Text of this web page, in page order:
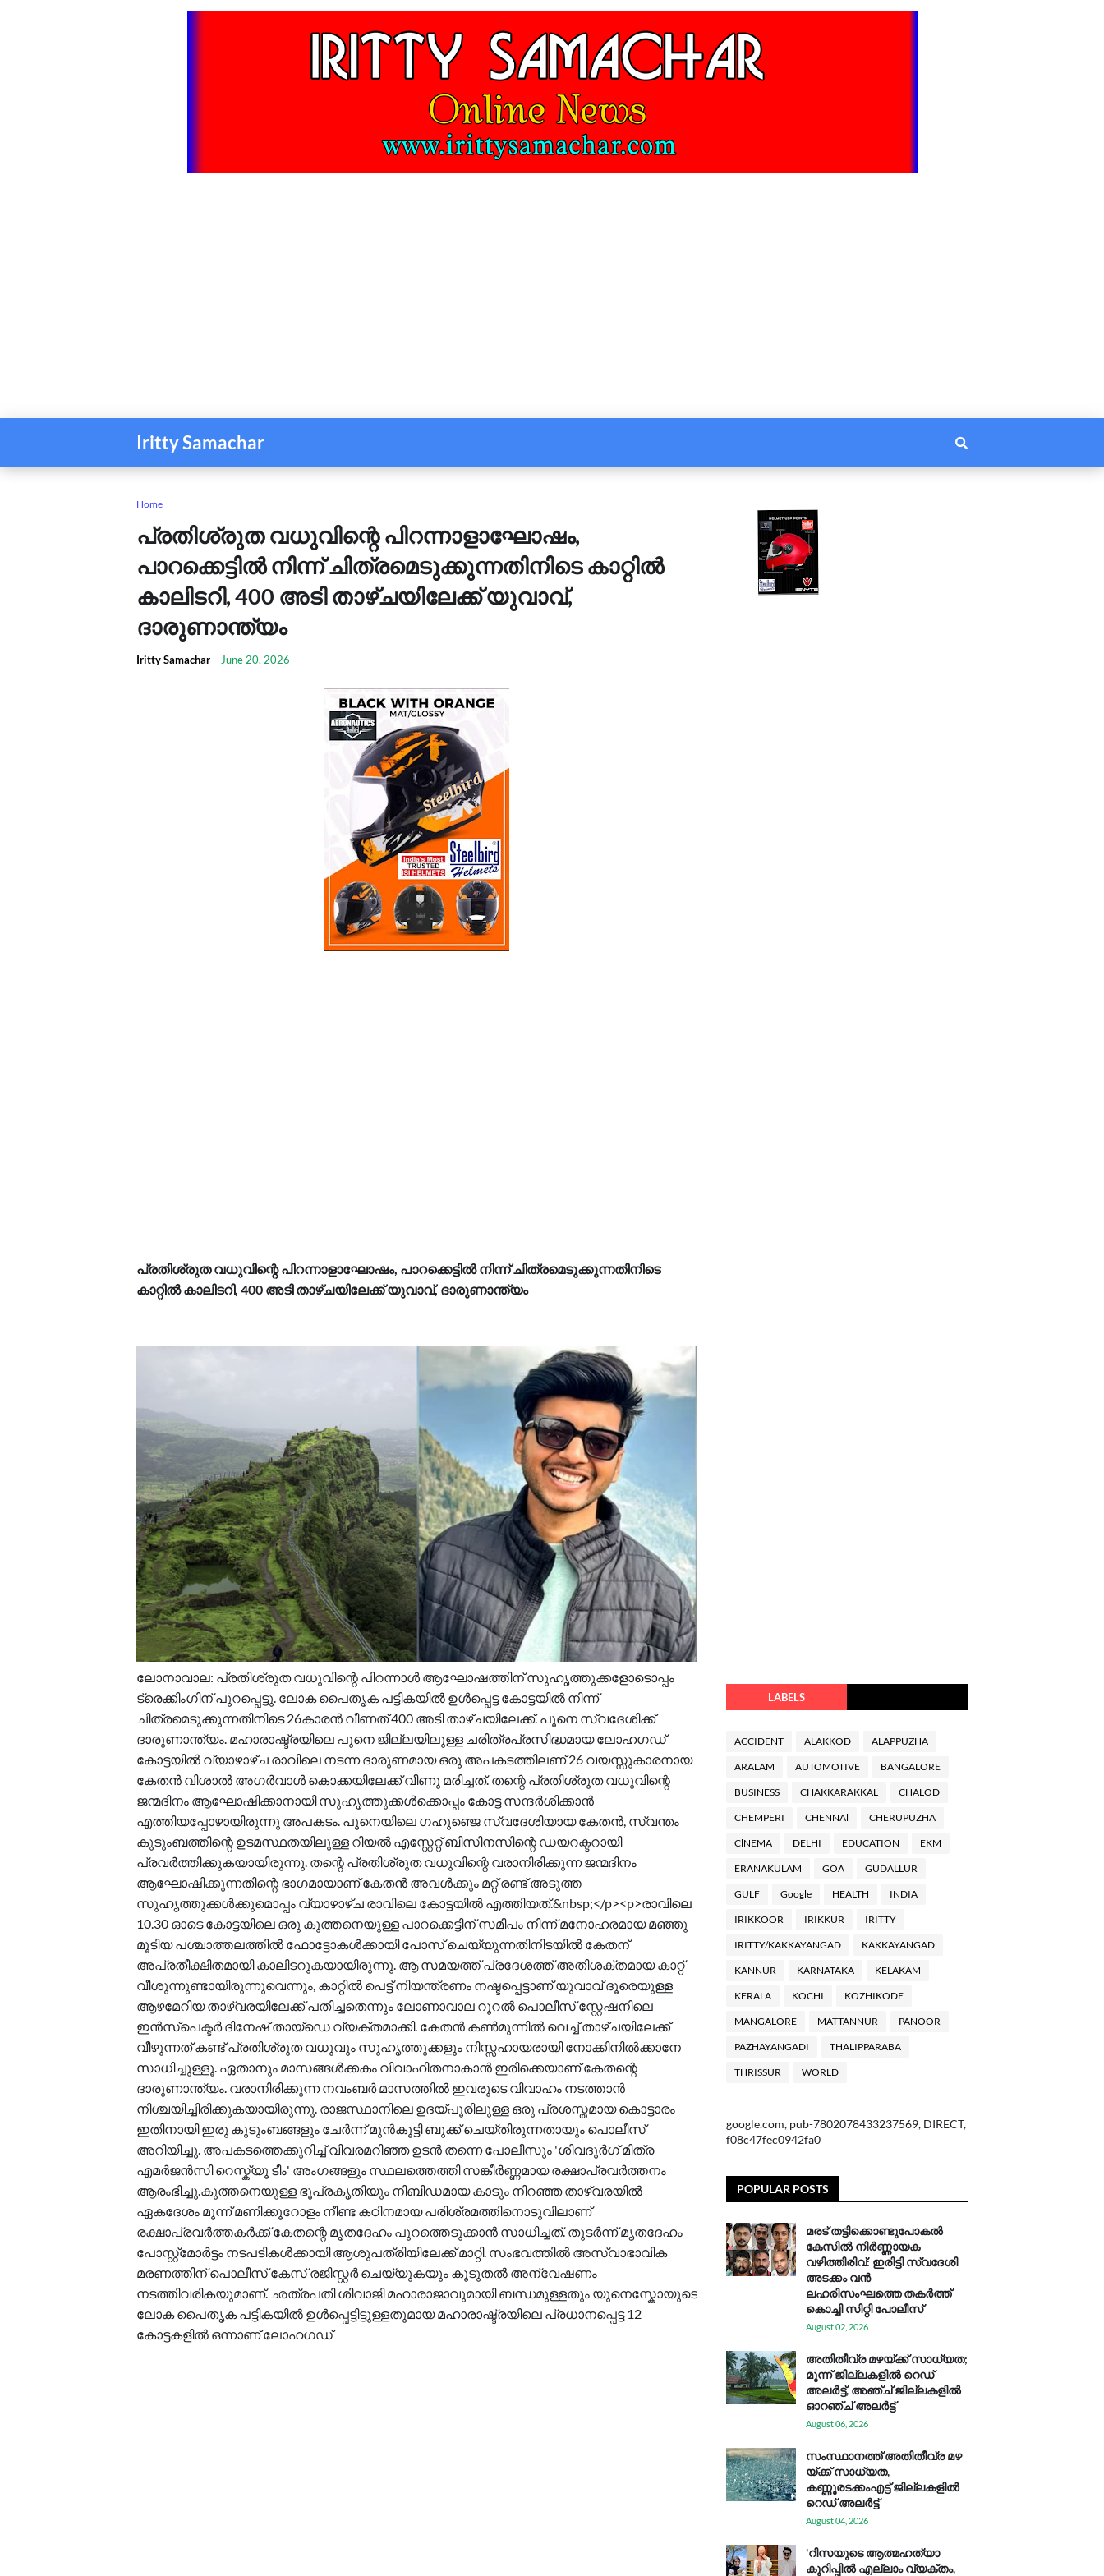
Iritty Samachar
Home
പ്രതിശ്രുത വധുവിന്റെ പിറന്നാളാഘോഷം,
പാറക്കെട്ടിൽ നിന്ന് ചിത്രമെടുക്കുന്നതിനിടെ കാറ്റിൽ
കാലിടറി, 400 അടി താഴ്ചയിലേക്ക് യുവാവ്,
ദാരുണാന്ത്യം
Iritty Samachar - June 20, 2026
പ്രതിശ്രുത വധുവിന്റെ പിറന്നാളാഘോഷം, പാറക്കെട്ടിൽ നിന്ന് ചിത്രമെടുക്കുന്നതിനിടെ
കാറ്റിൽ കാലിടറി, 400 അടി താഴ്ചയിലേക്ക് യുവാവ്, ദാരുണാന്ത്യം
ലോനാവാല: പ്രതിശ്രുത വധുവിന്റെ പിറന്നാൾ ആഘോഷത്തിന് സുഹൃത്തുക്കളോടൊപ്പം
ട്രെക്കിംഗിന് പുറപ്പെട്ടു. ലോക പൈതൃക പട്ടികയിൽ ഉൾപ്പെട്ട കോട്ടയിൽ നിന്ന്
ചിത്രമെടുക്കുന്നതിനിടെ 26കാരൻ വീണത് 400 അടി താഴ്ചയിലേക്ക്. പൂനെ സ്വദേശിക്ക്
ദാരുണാന്ത്യം. മഹാരാഷ്ട്രയിലെ പൂനെ ജില്ലയിലുള്ള ചരിത്രപ്രസിദ്ധമായ ലോഹഗഡ്
കോട്ടയിൽ വ്യാഴാഴ്ച രാവിലെ നടന്ന ദാരുണമായ ഒരു അപകടത്തിലണ് 26 വയസ്സുകാരനായ
കേതൻ വിശാൽ അഗർവാൾ കൊക്കയിലേക്ക് വീണു മരിച്ചത്. തന്റെ പ്രതിശ്രുത വധുവിന്റെ
ജന്മദിനം ആഘോഷിക്കാനായി സുഹൃത്തുക്കൾക്കൊപ്പം കോട്ട സന്ദർശിക്കാൻ
എത്തിയപ്പോഴായിരുന്നു അപകടം. പൂനെയിലെ ഗഹുഞ്ജെ സ്വദേശിയായ കേതൻ, സ്വന്തം
കുടുംബത്തിന്റെ ഉടമസ്ഥതയിലുള്ള റിയൽ എസ്റ്റേറ്റ് ബിസിനസിന്റെ ഡയറക്ടറായി
പ്രവർത്തിക്കുകയായിരുന്നു. തന്റെ പ്രതിശ്രുത വധുവിന്റെ വരാനിരിക്കുന്ന ജന്മദിനം
ആഘോഷിക്കുന്നതിന്റെ ഭാഗമായാണ് കേതൻ അവൾക്കും മറ്റ് രണ്ട് അടുത്ത
സുഹൃത്തുക്കൾക്കുമൊപ്പം വ്യാഴാഴ്ച രാവിലെ കോട്ടയിൽ എത്തിയത്.&nbsp;</p><p>രാവിലെ
10.30 ഓടെ കോട്ടയിലെ ഒരു കുത്തനെയുള്ള പാറക്കെട്ടിന് സമീപം നിന്ന് മനോഹരമായ മഞ്ഞു
മൂടിയ പശ്ചാത്തലത്തിൽ ഫോട്ടോകൾക്കായി പോസ് ചെയ്യുന്നതിനിടയിൽ കേതന്
അപ്രതീക്ഷിതമായി കാലിടറുകയായിരുന്നു. ആ സമയത്ത് പ്രദേശത്ത് അതിശക്തമായ കാറ്റ്
വീശുന്നുണ്ടായിരുന്നുവെന്നും, കാറ്റിൽ പെട്ട് നിയന്ത്രണം നഷ്ടപ്പെട്ടാണ് യുവാവ് ദൂരെയുള്ള
ആഴമേറിയ താഴ്‌വരയിലേക്ക് പതിച്ചതെന്നും ലോണാവാല റൂറൽ പൊലീസ് സ്റ്റേഷനിലെ
ഇൻസ്പെക്ടർ ദിനേഷ് തായ്‌ഡെ വ്യക്തമാക്കി. കേതൻ കൺമുന്നിൽ വെച്ച് താഴ്ചയിലേക്ക്
വീഴുന്നത് കണ്ട് പ്രതിശ്രുത വധുവും സുഹൃത്തുക്കളും നിസ്സഹായരായി നോക്കിനിൽക്കാനേ
സാധിച്ചുള്ളൂ. ഏതാനും മാസങ്ങൾക്കകം വിവാഹിതനാകാൻ ഇരിക്കെയാണ് കേതന്റെ
ദാരുണാന്ത്യം. വരാനിരിക്കുന്ന നവംബർ മാസത്തിൽ ഇവരുടെ വിവാഹം നടത്താൻ
നിശ്ചയിച്ചിരിക്കുകയായിരുന്നു. രാജസ്ഥാനിലെ ഉദയ്പൂരിലുള്ള ഒരു പ്രശസ്തമായ കൊട്ടാരം
ഇതിനായി ഇരു കുടുംബങ്ങളും ചേർന്ന് മുൻകൂട്ടി ബുക്ക് ചെയ്തിരുന്നതായും പൊലീസ്
അറിയിച്ചു. അപകടത്തെക്കുറിച്ച് വിവരമറിഞ്ഞ ഉടൻ തന്നെ പോലീസും 'ശിവദുർഗ് മിത്ര
എമർജൻസി റെസ്ക്യൂ ടീം' അംഗങ്ങളും സ്ഥലത്തെത്തി സങ്കീർണ്ണമായ രക്ഷാപ്രവർത്തനം
ആരംഭിച്ചു.കുത്തനെയുള്ള ഭൂപ്രകൃതിയും നിബിഡമായ കാടും നിറഞ്ഞ താഴ്‌വരയിൽ
ഏകദേശം മൂന്ന് മണിക്കൂറോളം നീണ്ട കഠിനമായ പരിശ്രമത്തിനൊടുവിലാണ്
രക്ഷാപ്രവർത്തകർക്ക് കേതന്റെ മൃതദേഹം പുറത്തെടുക്കാൻ സാധിച്ചത്. തുടർന്ന് മൃതദേഹം
പോസ്റ്റ്‌മോർട്ടം നടപടികൾക്കായി ആശുപത്രിയിലേക്ക് മാറ്റി. സംഭവത്തിൽ അസ്വാഭാവിക
മരണത്തിന് പൊലീസ് കേസ് രജിസ്റ്റർ ചെയ്യുകയും കൂടുതൽ അന്വേഷണം
നടത്തിവരികയുമാണ്. ഛത്രപതി ശിവാജി മഹാരാജാവുമായി ബന്ധമുള്ളതും യുനെസ്കോയുടെ
ലോക പൈതൃക പട്ടികയിൽ ഉൾപ്പെട്ടിട്ടുള്ളതുമായ മഹാരാഷ്ട്രയിലെ പ്രധാനപ്പെട്ട 12
കോട്ടകളിൽ ഒന്നാണ് ലോഹഗഡ്
LABELS
ACCIDENT ALAKKOD ALAPPUZHA
ARALAM AUTOMOTIVE BANGALORE
BUSINESS CHAKKARAKKAL CHALOD
CHEMPERI CHENNAl CHERUPUZHA
ClNEMA DELHI EDUCATION EKM
ERANAKULAM GOA GUDALLUR
GULF Google HEALTH INDIA
IRIKKOOR IRIKKUR IRITTY
IRITTY/KAKKAYANGAD KAKKAYANGAD
KANNUR KARNATAKA KELAKAM
KERALA KOCHI KOZHIKODE
MANGALORE MATTANNUR PANOOR
PAZHAYANGADI THALIPPARABA
THRISSUR WORLD
google.com, pub-7802078433237569, DIRECT,
f08c47fec0942fa0
POPULAR POSTS
മരട് തട്ടിക്കൊണ്ടുപോകൽ
കേസിൽ നിർണ്ണായക
വഴിത്തിരിവ്: ഇരിട്ടി സ്വദേശി
അടക്കം വൻ
ലഹരിസംഘത്തെ തകർത്ത്
കൊച്ചി സിറ്റി പോലീസ്
August 02, 2026
അതിതീവ്ര മഴയ്ക്ക് സാധ്യത;
മൂന്ന് ജില്ലകളിൽ റെഡ്
അലർട്ട്, അഞ്ച് ജില്ലകളിൽ
ഓറഞ്ച് അലർട്ട്
August 06, 2026
സം​സ്ഥാ​ന​ത്ത് അ​തി​തീ​വ്ര മ​ഴ​
യ്ക്ക് സാ​ധ്യ​ത,
കണ്ണൂരടക്കംഎ​ട്ട് ജി​ല്ല​ക​ളി​ൽ
റെ​ഡ് അ​ലർ​ട്ട്
August 04, 2026
'റിസയുടെ ആത്മഹത്യാ
കുറിപ്പിൽ എല്ലാം വ്യക്തം,